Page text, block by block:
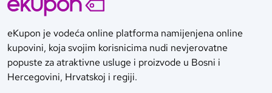
eKupon je vodeća online platforma namijenjena online
kupovini, koja svojim korisnicima nudi nevjerovatne
popuste za atraktivne usluge i proizvode u Bosni i
Hercegovini, Hrvatskoj i regiji.